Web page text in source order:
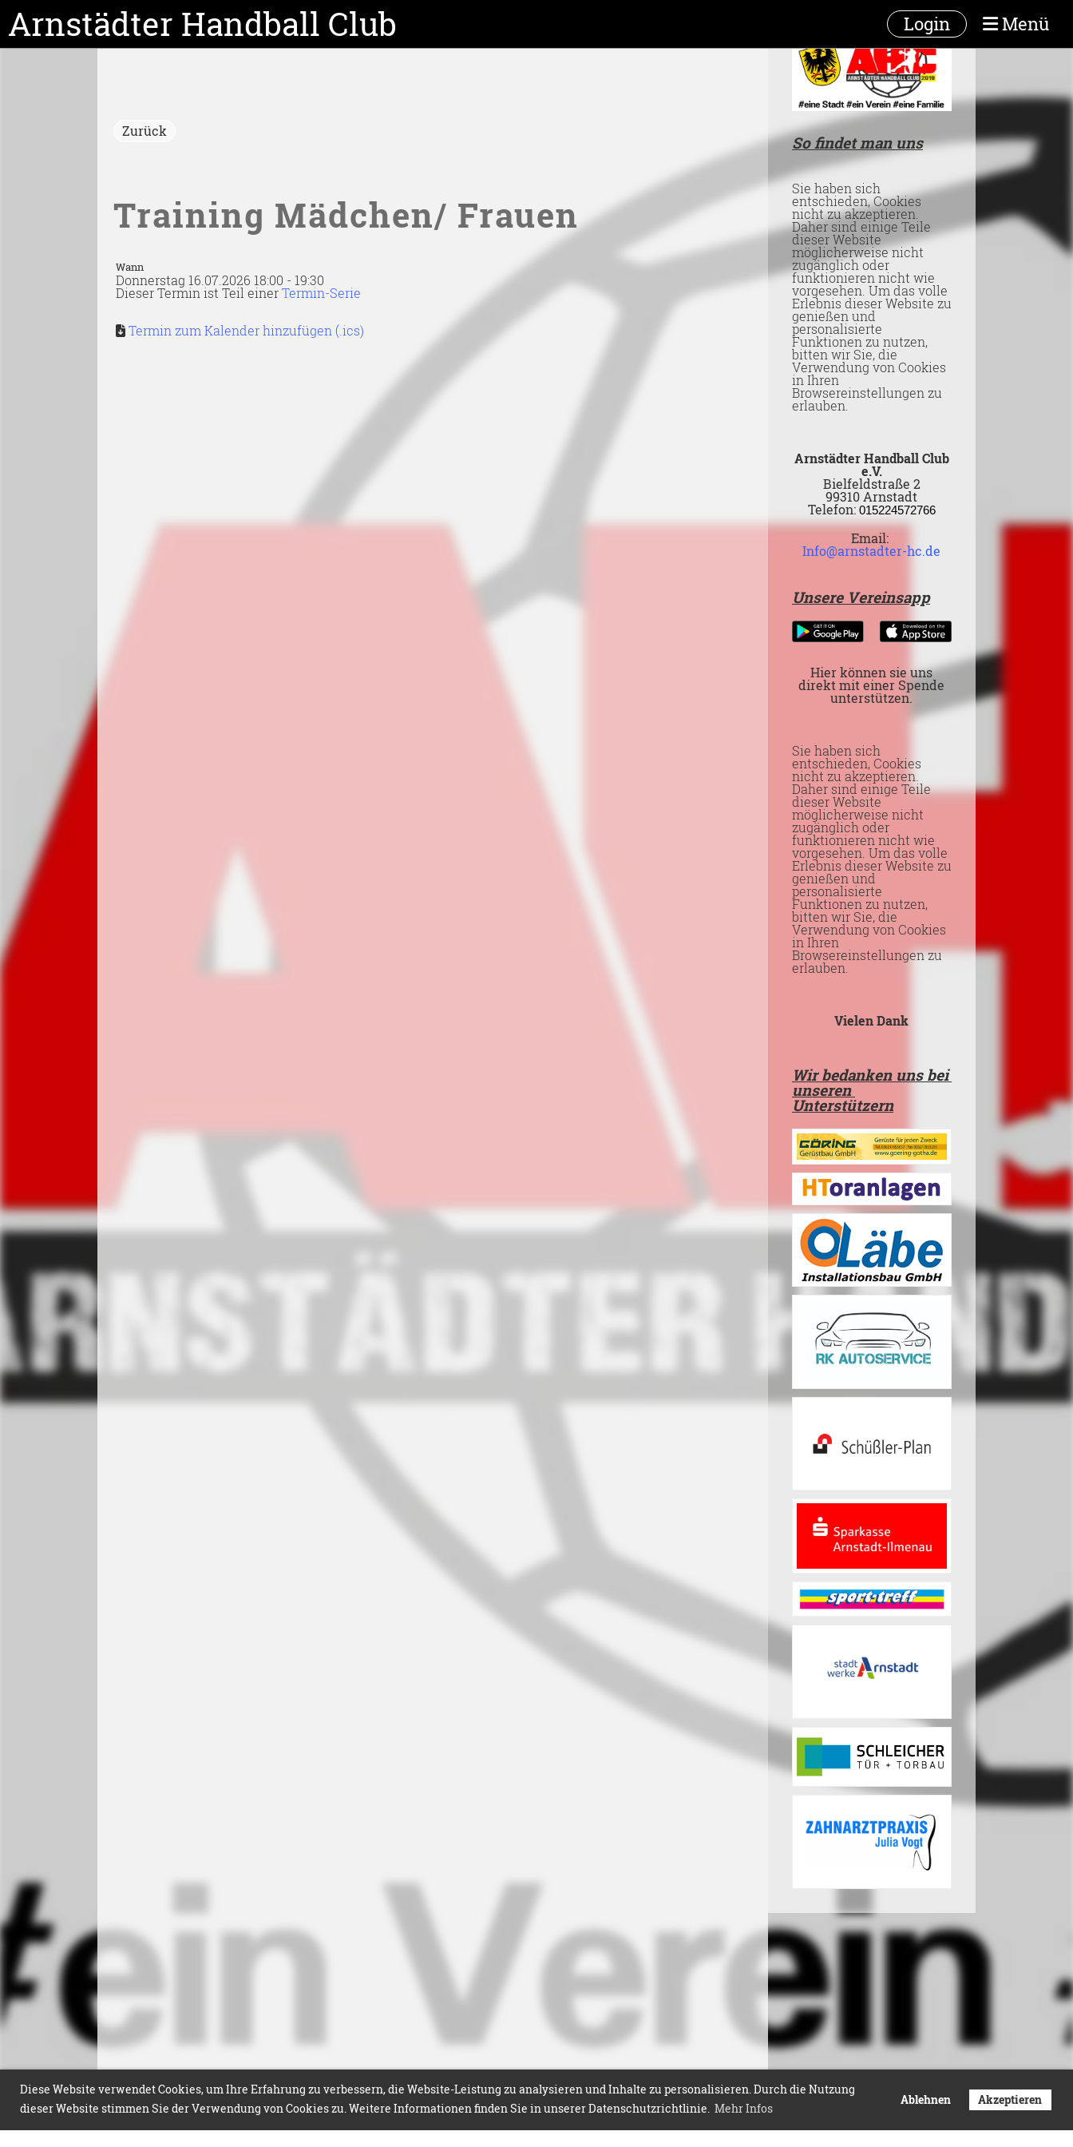
Diese Website verwendet Cookies, um Ihre Erfahrung zu verbessern, die Website-Leistung zu analysieren und Inhalte zu personalisieren. Durch die Nutzung
dieser Website stimmen Sie der Verwendung von Cookies zu. Weitere Informationen finden Sie in unserer Datenschutzrichtlinie. Mehr Infos
Ablehnen Akzeptieren
Arnstädter Handball Club Login Menü
Zurück
Training Mädchen/ Frauen
Wann
Donnerstag 16.07.2026 18:00 - 19:30
Dieser Termin ist Teil einerTermin-Serie
Termin zum Kalender hinzufügen (.ics)
So findet man uns
Sie haben sich
entschieden, Cookies
nicht zu akzeptieren.
Daher sind einige Teile
dieser Website
möglicherweise nicht
zugänglich oder
funktionieren nicht wie
vorgesehen. Um das volle
Erlebnis dieser Website zu
genießen und
personalisierte
Funktionen zu nutzen,
bitten wir Sie, die
Verwendung von Cookies
in Ihren
Browsereinstellungen zu
erlauben.
Arnstädter Handball Club
e.V.
Bielfeldstraße 2
99310 Arnstadt
Telefon: 015224572766
Email:
Info@arnstadter-hc.de
Unsere Vereinsapp
Hier können sie uns
direkt mit einer Spende
unterstützen.
Sie haben sich
entschieden, Cookies
nicht zu akzeptieren.
Daher sind einige Teile
dieser Website
möglicherweise nicht
zugänglich oder
funktionieren nicht wie
vorgesehen. Um das volle
Erlebnis dieser Website zu
genießen und
personalisierte
Funktionen zu nutzen,
bitten wir Sie, die
Verwendung von Cookies
in Ihren
Browsereinstellungen zu
erlauben.
Vielen Dank
Wir bedanken uns bei
unseren
Unterstützern